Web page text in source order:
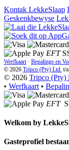
Kontak LekkeSlaap
Geskenkbewyse
EFT
Werfkaart · Bepalings en
© 2026 Tripco (Pty) Ltd. t/a
© 2026 Tripco (Pty)
• Werfkaart •
EFT
Welkom by
Gasteprofiel